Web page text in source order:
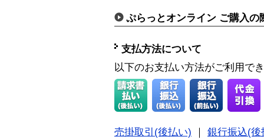
ぷらっとオンライン ご購入の
支払方法について
以下のお支払い方法がご利用で
売掛取引(後払い)
銀行振込(後